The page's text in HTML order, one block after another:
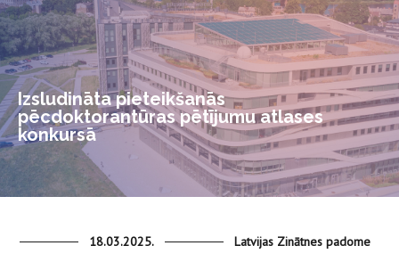
Izsludināta pieteikšanās
pēcdoktorantūras pētījumu atlases
konkursā
18.03.2025. Latvijas Zinātnes padome